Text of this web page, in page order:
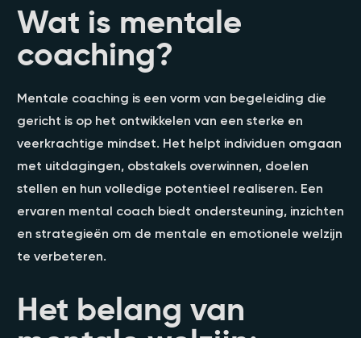
Wat is mentale
coaching?
Mentale coaching is een vorm van begeleiding die
gericht is op het ontwikkelen van een sterke en
veerkrachtige mindset. Het helpt individuen omgaan
met uitdagingen, obstakels overwinnen, doelen
stellen en hun volledige potentieel realiseren. Een
ervaren mental coach biedt ondersteuning, inzichten
en strategieën om de mentale en emotionele welzijn
te verbeteren.
Het belang van